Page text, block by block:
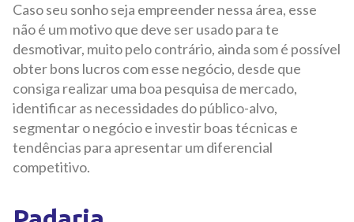
Caso seu sonho seja empreender nessa área, esse
não é um motivo que deve ser usado para te
desmotivar, muito pelo contrário, ainda som é possível
obter bons lucros com esse negócio, desde que
consiga realizar uma boa pesquisa de mercado,
identificar as necessidades do público-alvo,
segmentar o negócio e investir boas técnicas e
tendências para apresentar um diferencial
competitivo.